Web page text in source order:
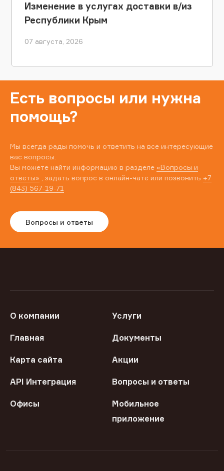
Изменение в услугах доставки в/из
Республики Крым
07 августа, 2026
Есть вопросы или нужна
помощь?
Мы всегда рады помочь и ответить на все интересующие
вас вопросы.
Вы можете найти информацию в разделе «Вопросы и
ответы» , задать вопрос в онлайн-чате или позвонить +7
(843) 567-19-71
Вопросы и ответы
О компании Услуги
Главная Документы
Карта сайта Акции
API Интеграция Вопросы и ответы
Офисы
Мобильное
приложение